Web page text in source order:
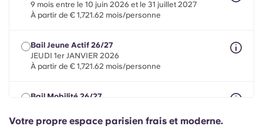
9 mois entre le 10 juin 2026 et le 31 juillet 2027
À partir de € 1,721.62 mois/personne
Bail Jeune Actif 26/27
JEUDI 1er JANVIER 2026
À partir de € 1,721.62 mois/personne
Bail Mobilité 26/27
2027
À partir de € 1,721.62 mois/personne
Votre propre espace parisien frais et moderne.